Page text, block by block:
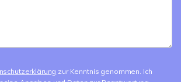
zur Kenntnis genommen. Ich